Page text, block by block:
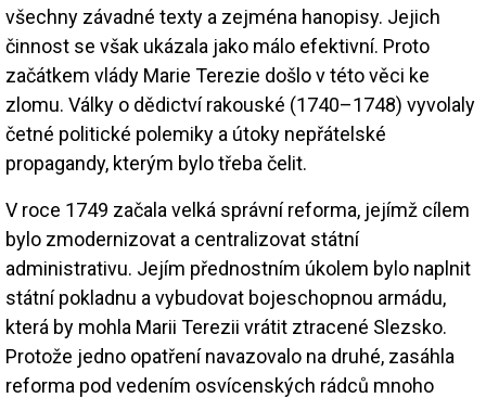
všechny závadné texty a zejména hanopisy. Jejich
činnost se však ukázala jako málo efektivní. Proto
začátkem vlády Marie Terezie došlo v této věci ke
zlomu. Války o dědictví rakouské (1740–1748) vyvolaly
četné politické polemiky a útoky nepřátelské
propagandy, kterým bylo třeba čelit.
V roce 1749 začala velká správní reforma, jejímž cílem
bylo zmodernizovat a centralizovat státní
administrativu. Jejím přednostním úkolem bylo naplnit
státní pokladnu a vybudovat bojeschopnou armádu,
která by mohla Marii Terezii vrátit ztracené Slezsko.
Protože jedno opatření navazovalo na druhé, zasáhla
reforma pod vedením osvícenských rádců mnoho